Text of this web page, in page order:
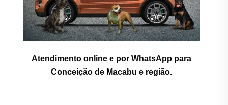
Atendimento online e por WhatsApp para
Conceição de Macabu e região.